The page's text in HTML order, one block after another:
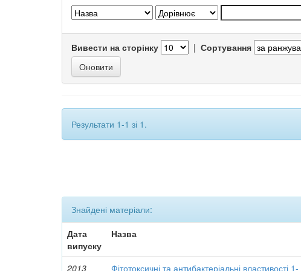
Вивести на сторінку | Сортування
Результати 1-1 зі 1.
Знайдені матеріали:
Дата
випуску
Назва
2013 Фітотоксичні та антибактеріальні властивості 1-